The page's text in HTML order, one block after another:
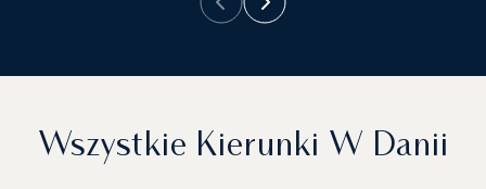
Wszystkie Kierunki W Danii